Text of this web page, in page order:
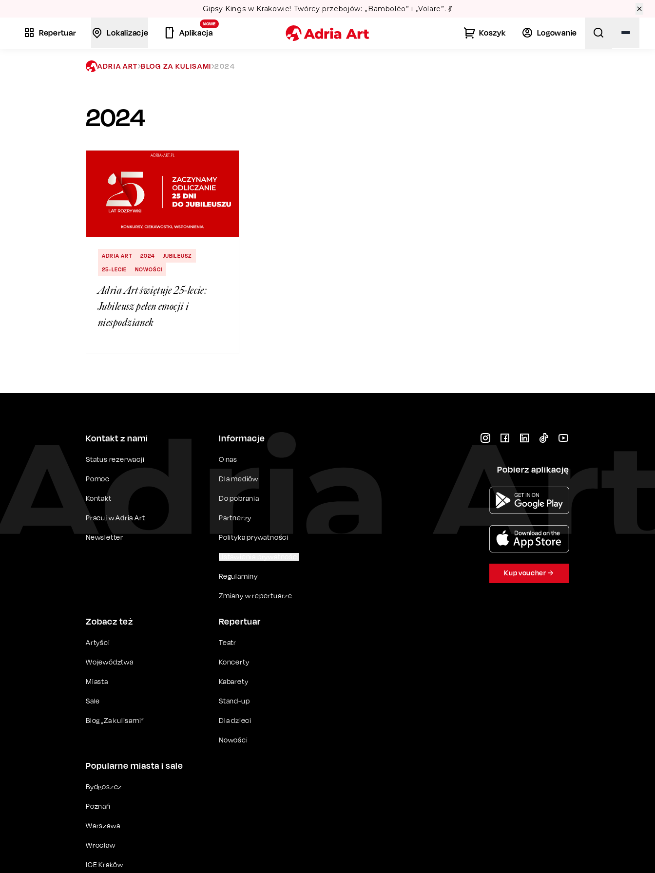
Lato w Warszawie?
Repertuar Lokalizacje
NOWE
Aplikacja Koszyk Logowanie
ADRIA ART BLOG ZA KULISAMI 2024
2024
ADRIA ART 2024
JUBILEUSZ
25-LECIE
NOWOŚCI
Adria Art świętuje 25-lecie:
Jubileusz pełen emocji i
niespodzianek
Kontakt z nami
Status rezerwacji
Pomoc
Kontakt
Pracuj w Adria Art
Newsletter
Informacje
O nas
Dla mediów
Do pobrania
Partnerzy
Polityka prywatności
Regulaminy
Zmiany w repertuarze
Zobacz też
Artyści
Województwa
Miasta
Sale
Blog „Za kulisami”
Repertuar
Teatr
Koncerty
Kabarety
Stand-up
Dla dzieci
Nowości
Popularne miasta i sale
Bydgoszcz
Poznań
Warszawa
Wrocław
ICE Kraków
Pobierz aplikację
Kup voucher